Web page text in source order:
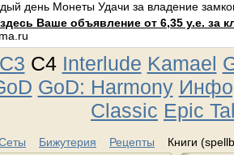
день Монеты Удачи за владение
Ваше объявление от 6,35 у.е. за
C3 C4 Interlude Kamael
GoD: Harmony
Classic Epic
Бижутерия Рецепты Книги